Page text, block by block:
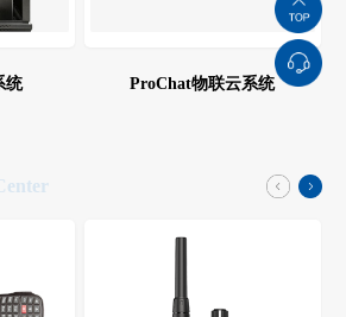
ProChat物联云系统